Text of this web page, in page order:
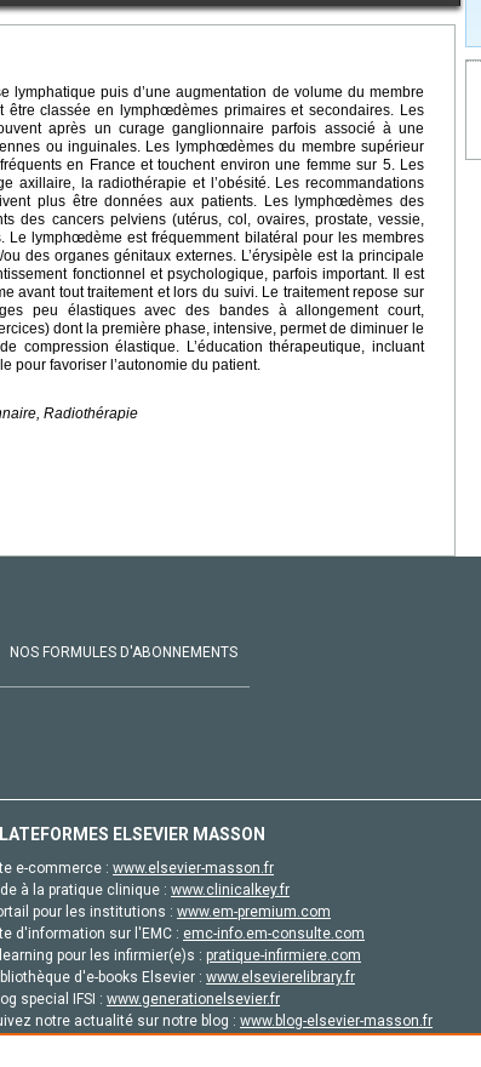
lymphatique puis d’une augmentation de volume du membre
être classée en lymphœdèmes primaires et secondaires. Les
après un curage ganglionnaire parfois associé à une
ou inguinales. Les lymphœdèmes du membre supérieur
en France et touchent environ une femme sur 5. Les
axillaire, la radiothérapie et l’obésité. Les recommandations
plus être données aux patients. Les lymphœdèmes des
des cancers pelviens (utérus, col, ovaires, prostate, vessie,
Le lymphœdème est fréquemment bilatéral pour les membres
des organes génitaux externes. L’érysipèle est la principale
fonctionnel et psychologique, parfois important. Il est
avant tout traitement et lors du suivi. Le traitement repose sur
peu élastiques avec des bandes à allongement court,
dont la première phase, intensive, permet de diminuer le
élastique. L’éducation thérapeutique, incluant
pour favoriser l’autonomie du patient.
Radiothérapie
NOS FORMULES D'ABONNEMENTS
ELSEVIER MASSON
e-commerce : www.elsevier-masson.fr
à la pratique clinique : www.clinicalkey.fr
pour les institutions : www.em-premium.com
d'information sur l'EMC : emc-info.em-consulte.com
learning pour les infirmier(e)s : pratique-infirmiere.com
d'e-books Elsevier : www.elsevierelibrary.fr
special IFSI : www.generationelsevier.fr
notre actualité sur notre blog : www.blog-elsevier-masson.fr